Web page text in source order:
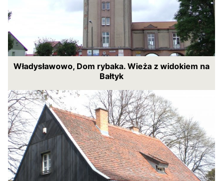
Władysławowo, Dom rybaka. Wieża z widokiem na
Bałtyk